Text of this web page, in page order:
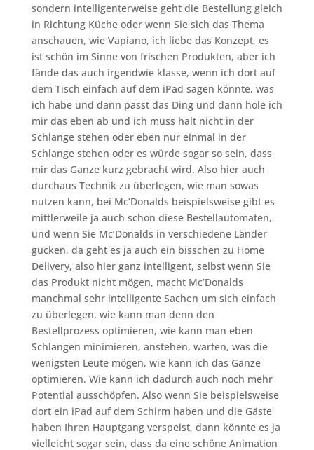
sondern intelligenterweise geht die Bestellung gleich
in Richtung Küche oder wenn Sie sich das Thema
anschauen, wie Vapiano, ich liebe das Konzept, es
ist schön im Sinne von frischen Produkten, aber ich
fände das auch irgendwie klasse, wenn ich dort auf
dem Tisch einfach auf dem iPad sagen könnte, was
ich habe und dann passt das Ding und dann hole ich
mir das eben ab und ich muss halt nicht in der
Schlange stehen oder eben nur einmal in der
Schlange stehen oder es würde sogar so sein, dass
mir das Ganze kurz gebracht wird. Also hier auch
durchaus Technik zu überlegen, wie man sowas
nutzen kann, bei Mc’Donalds beispielsweise gibt es
mittlerweile ja auch schon diese Bestellautomaten,
und wenn Sie Mc’Donalds in verschiedene Länder
gucken, da geht es ja auch ein bisschen zu Home
Delivery, also hier ganz intelligent, selbst wenn Sie
das Produkt nicht mögen, macht Mc’Donalds
manchmal sehr intelligente Sachen um sich einfach
zu überlegen, wie kann man denn den
Bestellprozess optimieren, wie kann man eben
Schlangen minimieren, anstehen, warten, was die
wenigsten Leute mögen, wie kann ich das Ganze
optimieren. Wie kann ich dadurch auch noch mehr
Potential ausschöpfen. Also wenn Sie beispielsweise
dort ein iPad auf dem Schirm haben und die Gäste
haben Ihren Hauptgang verspeist, dann könnte es ja
vielleicht sogar sein, dass da eine schöne Animation